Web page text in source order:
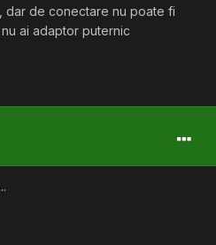
de conectare nu poate fi
ai adaptor puternic